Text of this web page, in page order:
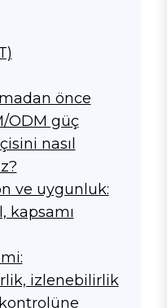
önce
ODM güç
nasıl
ve uygunluk:
kapsamı
izlenebilirlik